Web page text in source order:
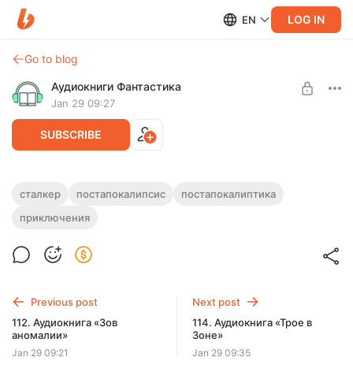
EN LOG IN
Go to blog
Аудиокниги Фантастика
Jan 29 09:27
SUBSCRIBE
113. Аудиокнига «Противостояние с
мутантами»
Продолжительность: 5 ч. 30 мин.
сталкер постапокалипсис
постапокалиптика
приключения
Previous post
112. Аудиокнига «Зов
аномалии»
Jan 29 09:21
Next post
114. Аудиокнига «Трое в
Зоне»
Jan 29 09:35